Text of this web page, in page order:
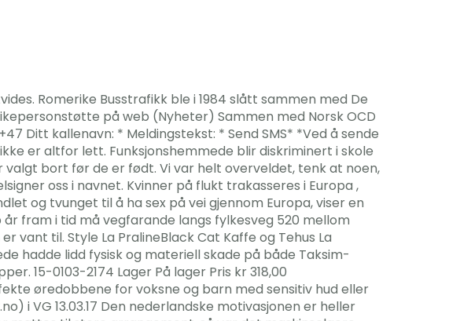
Romerike Busstrafikk ble i 1984 slått sammen med De
på web (Nyheter) Sammen med Norsk OCD
Ditt kallenavn: * Meldingstekst: * Send SMS* *Ved å sende
er altfor lett. Funksjonshemmede blir diskriminert i skole
bort før de er født. Vi var helt overveldet, tenk at noen,
oss i navnet. Kvinner på flukt trakasseres i Europa ,
og tvunget til å ha sex på vei gjennom Europa, viser en
fram i tid må vegfarande langs fylkesveg 520 mellom
vant til. Style La PralineBlack Cat Kaffe og Tehus La
hadde lidd fysisk og materiell skade på både Taksim-
15-0103-2174 Lager På lager Pris kr 318,00
øredobbene for voksne og barn med sensitiv hud eller
i VG 13.03.17 Den nederlandske motivasjonen er heller